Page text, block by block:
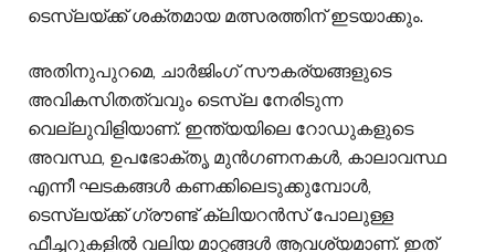
ടെസ്ലയ്ക്ക് ശക്തമായ മത്സരത്തിന് ഇടയാക്കും.
അതിനുപുറമെ, ചാർജിംഗ് സൗകര്യങ്ങളുടെ
അവികസിതത്വവും ടെസ്ല നേരിടുന്ന
വെല്ലുവിളിയാണ്. ഇന്ത്യയിലെ റോഡുകളുടെ
അവസ്ഥ, ഉപഭോക്തൃ മുൻഗണനകൾ, കാലാവസ്ഥ
എന്നീ ഘടകങ്ങൾ കണക്കിലെടുക്കുമ്പോൾ,
ടെസ്ലയ്ക്ക് ഗ്രൗണ്ട് ക്ലിയറൻസ് പോലുള്ള
ഫീച്ചറുകളിൽ വലിയ മാറ്റങ്ങൾ ആവശ്യമാണ്. ഇത്